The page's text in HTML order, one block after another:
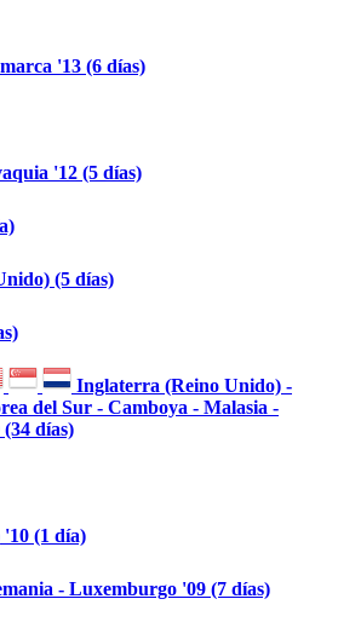
'13 (6 días)
'12 (5 días)
(5 días)
Inglaterra (Reino Unido) -
del Sur - Camboya - Malasia -
días)
(1 día)
- Luxemburgo '09 (7 días)